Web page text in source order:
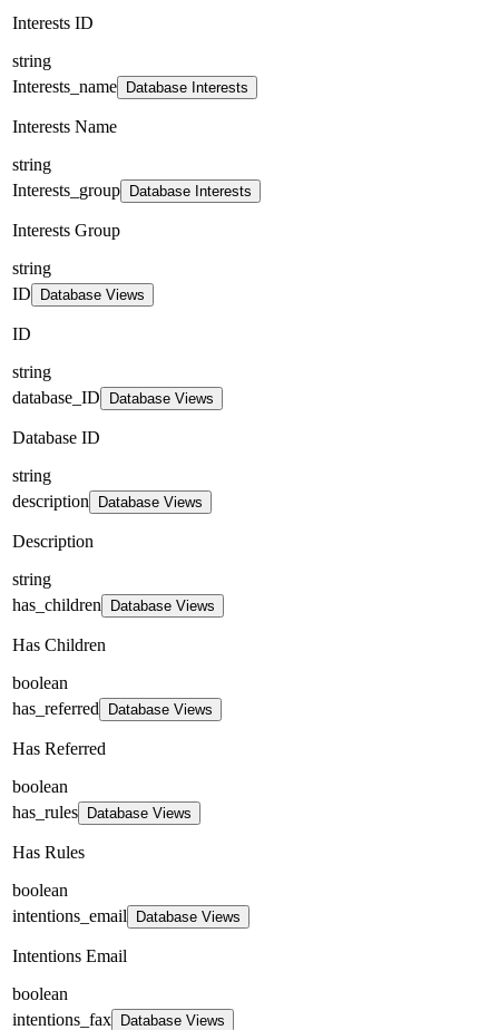
Interests ID
string
Interests_name
Database Interests
Interests Name
string
Interests_group
Database Interests
Interests Group
string
ID
Database Views
ID
string
database_ID
Database Views
Database ID
string
description
Database Views
Description
string
has_children
Database Views
Has Children
boolean
has_referred
Database Views
Has Referred
boolean
has_rules
Database Views
Has Rules
boolean
intentions_email
Database Views
Intentions Email
boolean
intentions_fax
Database Views